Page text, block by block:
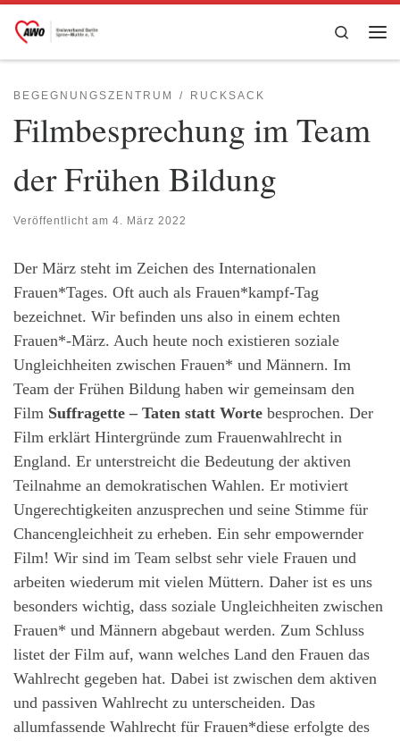
Zum Inhalt springen
Search
BEGEGNUNGSZENTRUM RUCKSACK
Filmbesprechung im Team
der Frühen Bildung
Veröffentlicht am 4. März 2022
Der März steht im Zeichen des Internationalen
Frauen*Tages. Oft auch als Frauen*kampf-Tag
bezeichnet. Wir befinden uns also in einem echten
Frauen*-März. Auch heute noch existieren soziale
Ungleichheiten zwischen Frauen* und Männern. Im
Team der Frühen Bildung haben wir gemeinsam den
Film Suffragette – Taten statt Worte besprochen. Der
Film erklärt Hintergründe zum Frauenwahlrecht in
England. Er unterstreicht die Bedeutung der aktiven
Teilnahme an demokratischen Wahlen. Er motiviert
Ungerechtigkeiten anzusprechen und seine Stimme für
Chancengleichheit zu erheben. Ein sehr empowernder
Film! Wir sind im Team selbst sehr viele Frauen und
arbeiten wiederum mit vielen Müttern. Daher ist es uns
besonders wichtig, dass soziale Ungleichheiten zwischen
Frauen* und Männern abgebaut werden. Zum Schluss
listet der Film auf, wann welches Land den Frauen das
Wahlrecht gegeben hat. Dabei ist zwischen dem aktiven
und passiven Wahlrecht zu unterscheiden. Das
allumfassende Wahlrecht für Frauen*diese erfolgte des